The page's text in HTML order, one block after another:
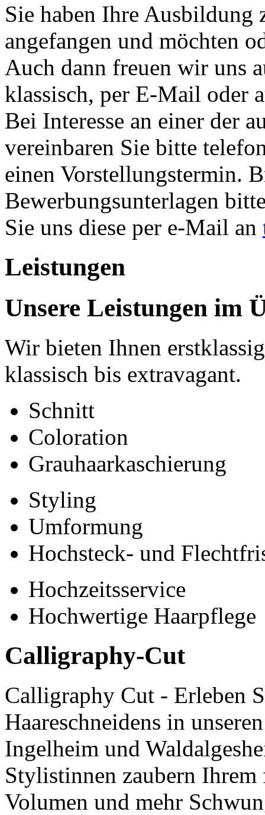
Sie haben Ihre Ausbildung
angefangen und möchten
Auch dann freuen wir uns
klassisch, per E-Mail oder
Bei Interesse an einer der
vereinbaren Sie bitte
einen Vorstellungstermin.
Bewerbungsunterlagen
Sie uns diese per e-Mail an
Leistungen
Unsere Leistungen im
Wir bieten Ihnen
klassisch bis extravagant.
Schnitt
Coloration
Grauhaarkaschierung
Styling
Umformung
Hochsteck- und
Hochzeitsservice
Hochwertige Haarpflege
Calligraphy-Cut
Calligraphy Cut - Erleben
Haareschneidens in
Ingelheim und
Stylistinnen zaubern
Volumen und mehr